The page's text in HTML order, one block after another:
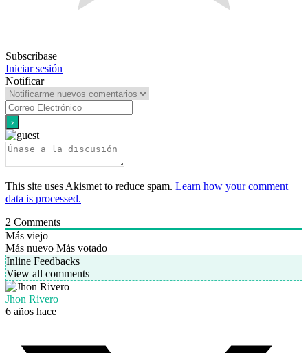
Subscríbase
Iniciar sesión
Notificar
This site uses Akismet to reduce spam. Learn how your comment
data is processed.
2 Comments
Más viejo
Más nuevo Más votado
Inline Feedbacks
View all comments
Jhon Rivero
6 años hace